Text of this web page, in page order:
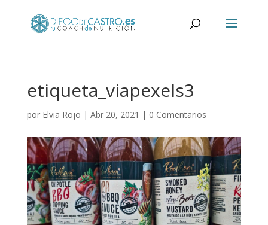
etiqueta_viapexels3
por Elvia Rojo | Abr 20, 2021 | 0 Comentarios